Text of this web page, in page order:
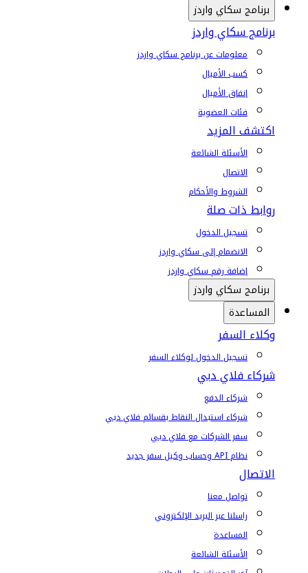
برنامج سكاي واردز
برنامج سكاي واردز
معلومات عن برنامج سكاي واردز
كسب الأميال
إنفاق الأميال
فئات العضوية
اكتشف المزيد
الأسئلة الشائعة
الاتصال
الشروط والأحكام
روابط ذات صلة
تسجيل الدخول
الانضمام إلى سكاي واردز
إضافة رقم سكاي واردز
برنامج سكاي واردز
المساعدة
وكلاء السفر
تسجيل الدخول لوكلاء السفر
شركاء فلاي دبي
شركاء الدفع
شركاء استبدال النقاط بقسائم فلاي دبي
سفر الشركات مع فلاي دبي
نظام API وحساب وكيل سفر جديد
الاتصال
تواصل معنا
راسلنا عبر البريد الإلكتروني
المساعدة
الأسئلة الشائعة